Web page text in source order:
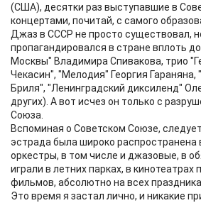
(США), десятки раз выступавшие в
концертами, почитай, с самого
Джаз в СССР не просто существовал,
пропагандировался в стране вплоть
Москвы" Владимира Спивакова, трио
Чекасин", "Мелодия" Георгия Гараняна,
Бриля", "Ленинградский диксиленд"
других). А вот исчез он только с
Союза.
Вспоминая о Советском Союзе,
эстрада была широко распространена
оркестры, в том числе и джазовые, в
играли в летних парках, в кинотеатрах
фильмов, абсолютно на всех
Это время я застал лично, и никакие